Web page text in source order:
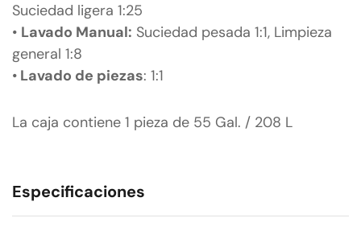
Suciedad ligera 1:25
• Lavado Manual: Suciedad pesada 1:1, Limpieza
general 1:8
• Lavado de piezas: 1:1
La caja contiene 1 pieza de 55 Gal. / 208 L
Especificaciones